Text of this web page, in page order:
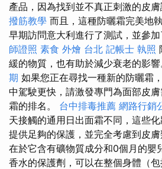
產品，因為找到並不真正刺激的皮膚
撥筋教學 而且，這種防曬霜完美地
早期訪問意大利進行了測試，並參加
師證照 素食 外燴 台北 記帳士 執照
緩的物質，也有助於減少衰老的影響
期 如果您正在尋找一種新的防曬霜
中駕駛更快，請激發專門為面部皮
霜的排名。 台中排毒推薦 網路行銷
天接觸的通用日出面霜不同，這些
提供足夠的保護，並完全考慮到皮
在於它含有礦物質成分和0個月的嬰
香水的保護劑，可以在整個身體（